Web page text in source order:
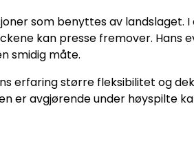
som benyttes av landslaget.
kan presse fremover. Hans
smidig måte.
erfaring større fleksibilitet og
er avgjørende under høyspilte